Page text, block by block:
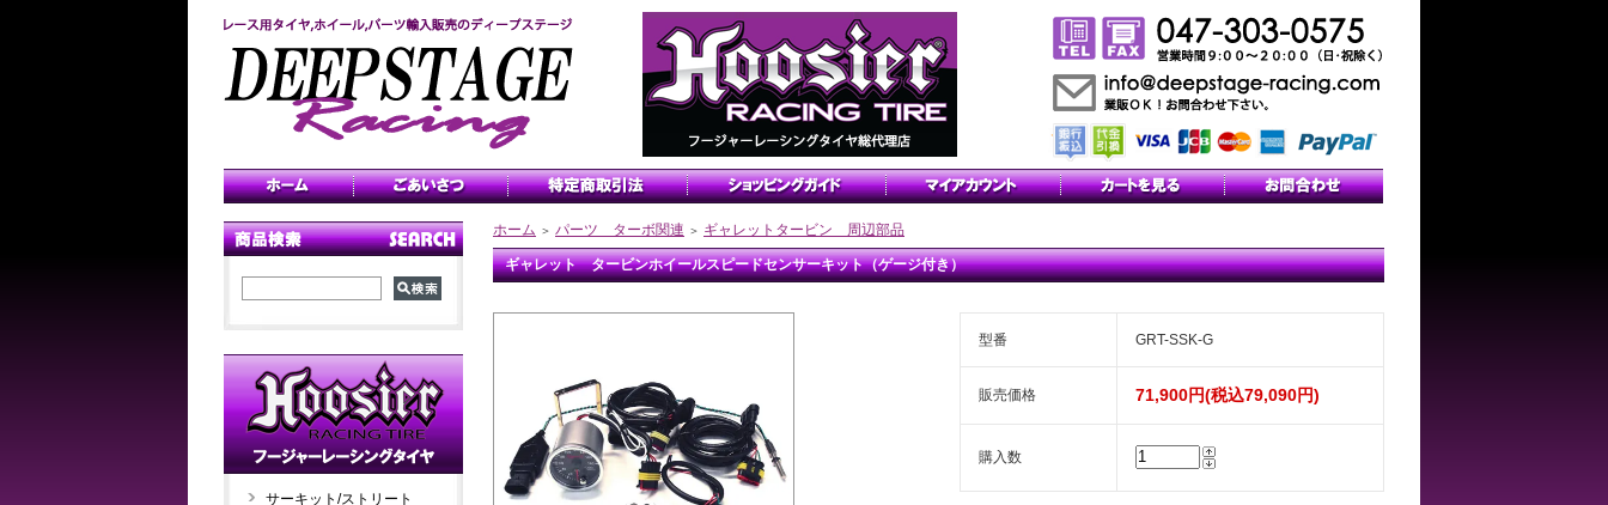
サーキット/ストリート
ホーム ＞ パーツ ターボ関連 ＞ ギャレットタービン 周辺部品
ギャレット タービンホイールスピードセンサーキット（ゲージ付き）
型番 GRT-SSK-G
販売価格 71,900円(税込79,090円)
購入数